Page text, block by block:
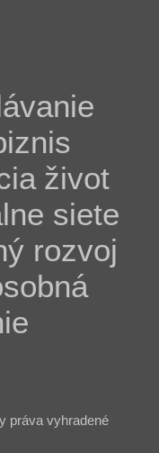
život
siete
rozvoj
práva vyhradené